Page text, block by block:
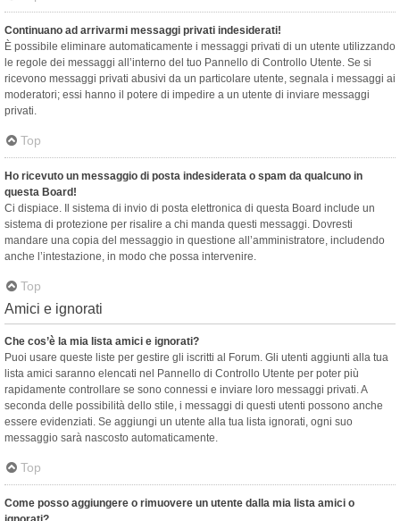
Continuano ad arrivarmi messaggi privati indesiderati!
È possibile eliminare automaticamente i messaggi privati ​​di un utente utilizzando
le regole dei messaggi all’interno del tuo Pannello di Controllo Utente. Se si
ricevono messaggi privati ​​abusivi da un particolare utente, segnala i messaggi ai
moderatori; essi hanno il potere di impedire a un utente di inviare messaggi
privati​​.
Top
Ho ricevuto un messaggio di posta indesiderata o spam da qualcuno in
questa Board!
Ci dispiace. Il sistema di invio di posta elettronica di questa Board include un
sistema di protezione per risalire a chi manda questi messaggi. Dovresti
mandare una copia del messaggio in questione all’amministratore, includendo
anche l’intestazione, in modo che possa intervenire.
Top
Amici e ignorati
Che cos’è la mia lista amici e ignorati?
Puoi usare queste liste per gestire gli iscritti al Forum. Gli utenti aggiunti alla tua
lista amici saranno elencati nel Pannello di Controllo Utente per poter più
rapidamente controllare se sono connessi e inviare loro messaggi privati. A
seconda delle possibilità dello stile, i messaggi di questi utenti possono anche
essere evidenziati. Se aggiungi un utente alla tua lista ignorati, ogni suo
messaggio sarà nascosto automaticamente.
Top
Come posso aggiungere o rimuovere un utente dalla mia lista amici o